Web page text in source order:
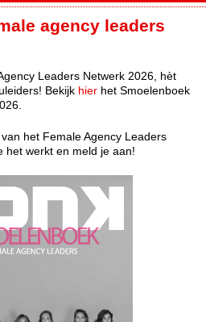
agency leaders
Leaders Netwerk 2026, hèt
Bekijk hier het Smoelenboek
het Female Agency Leaders
het werkt en meld je aan!